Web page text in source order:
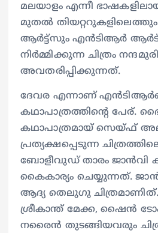
മലയാളം എന്നീ
മുതൽ
ആർട്ട്‌സും എൻടിആർ
നിർമ്മിക്കുന്ന ചിത്രം
അവതരിപ്പിക്കുന്നത്.
ദേവര എന്നാണ്
കഥാപാത്രത്തിന്റെ പേര്.
കഥാപാത്രമായ് സെയ്ഫ്
പ്രത്യക്ഷപ്പെടുന്ന
ബോളീവുഡ് താരം ജാൻവി
കൈകാര്യം ചെയ്യുന്നത്.
ആദ്യ തെലുഗു ചിത്രമാണിത്.
ശ്രീകാന്ത് മേക്ക, ഷൈൻ
നരൈൻ തുടങ്ങിയവരും